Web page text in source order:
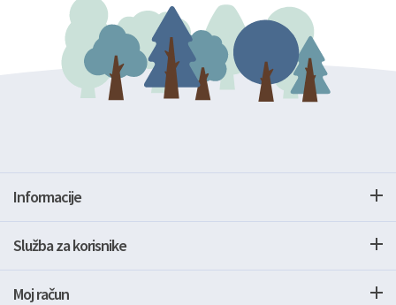
Informacije
Služba za korisnike
Moj račun